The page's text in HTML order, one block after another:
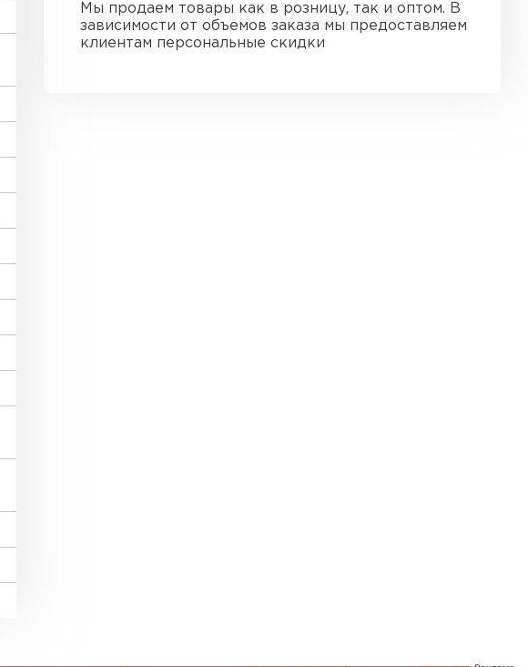
Мы продаем товары как в розницу, так и оптом. В
зависимости от объемов заказа мы предоставляем
клиентам персональные скидки
ПЕРЕЙТИ